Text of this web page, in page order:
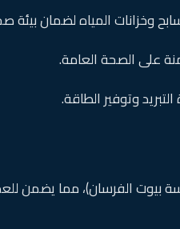
وخزانات المياه لضمان بيئة
على الصحة العامة.
وتوفير الطاقة.
الفرسان)، مما يضمن